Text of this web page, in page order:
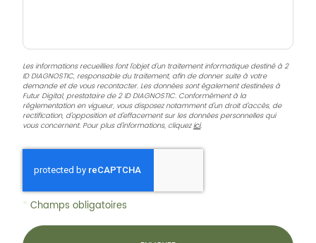
Les informations recueillies font l’objet d’un traitement informatique destiné à2
ID DIAGNOSTIC, responsable du traitement, afin de donner suite à votre
demande et de vous recontacter. Les données sont également destinées à
Futur Digital, prestataire de 2 ID DIAGNOSTIC. Conformément à la
réglementation en vigueur, vous disposez notamment d'un droit d'accès, de
rectification, d'opposition et d'effacement sur les données personnelles qui
vous concernent. Pour plus d’informations, cliquezici.
*Champs obligatoires